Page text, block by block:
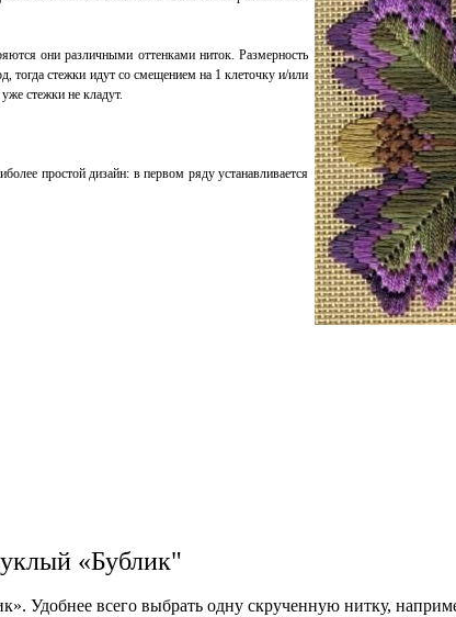
они различными оттенками ниток. Размерность
тогда стежки идут со смещением на 1 клеточку и/или
стежки не кладут.
простой дизайн: в первом ряду устанавливается
«Бублик"
Удобнее всего выбрать одну скрученную нитку,